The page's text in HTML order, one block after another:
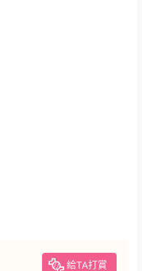
給TA打賞